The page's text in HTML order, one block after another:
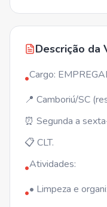
Descrição da
•Cargo:
📍 Camboriú/SC
⏰ Segunda a
📋 CLT.
•Atividades:
•• Limpeza e